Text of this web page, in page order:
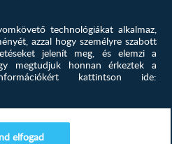
és az Öné! Keresse
nálunk!...
500Ft
technológiákat alkalmaz,
azzal hogy személyre szabott
jelenít meg, és elemzi a
megtudjuk honnan érkeztek a
kattintson ide:
elfogad